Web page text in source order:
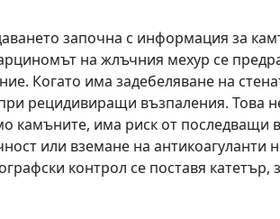
започна с информация за
на жлъчния мехур се
Когато има задебеляване на
рецидивиращи възпаления. Това
камъните, има риск от последващи
или вземане на
контрол се поставя